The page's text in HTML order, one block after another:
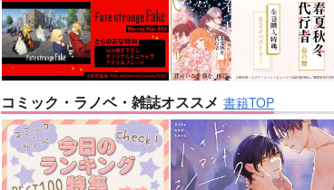
逆行フェルディナンドの憂
こんぺい党
専売 787円（税込）
本好きの下剋上
フェルディナンド×ローゼマイン
はちたけとぼくたち
お豆腐本舗
専売 707円（税込）
落第忍者乱太郎
鉢屋三郎×竹谷八左ヱ門
コミック・ラノベ・雑誌オススメ 書籍TOP